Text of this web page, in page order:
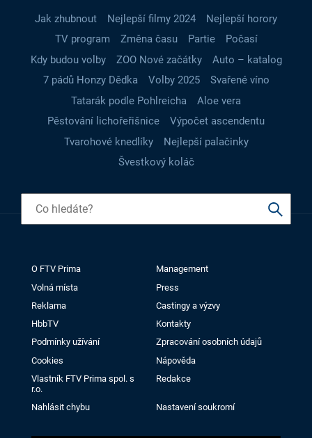
Jak zhubnout Nejlepší filmy 2024
Nejlepší horory
TV program
Změna času Partie
Počasí
Kdy budou volby
ZOO Nové začátky
Auto – katalog
7 pádů Honzy Dědka
Volby 2025
Svařené víno
Tatarák podle Pohlreicha
Aloe vera
Pěstování lichořeřišnice
Výpočet ascendentu
Tvarohové knedlíky
Nejlepší palačinky
Švestkový koláč
O FTV Prima
Management
Volná místa
Press
Reklama
Castingy a výzvy
HbbTV
Kontakty
Podmínky užívání
Zpracování osobních údajů
Cookies
Nápověda
Vlastník FTV Prima spol. s
r.o.
Redakce
Nahlásit chybu Nastavení soukromí